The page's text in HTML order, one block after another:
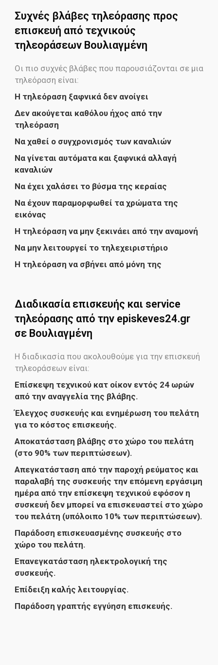
Συχνές βλάβες τηλεόρασης προς
επισκευή από τεχνικούς
τηλεοράσεων Βουλιαγμένη
Οι πιο συχνές βλάβες που παρουσιάζονται σε μια
τηλεόραση είναι:
H τηλεόραση ξαφνικά δεν ανοίγει
Δεν ακούγεται καθόλου ήχος από την
τηλεόραση
Να χαθεί ο συγχρονισμός των καναλιών
Να γίνεται αυτόματα και ξαφνικά αλλαγή
καναλιών
Να έχει χαλάσει το βύσμα της κεραίας
Να έχουν παραμορφωθεί τα χρώματα της
εικόνας
Η τηλεόραση να μην ξεκινάει από την αναμονή
Να μην λειτουργεί το τηλεχειριστήριο
Η τηλεόραση να σβήνει από μόνη της
Διαδικασία επισκευής και service
τηλεόρασης από την episkeves24.gr
σε Βουλιαγμένη
Η διαδικασία που ακολουθούμε για την επισκευή
τηλεοράσεων είναι:
Επίσκεψη τεχνικού κατ οίκον εντός 24 ωρών
από την αναγγελία της βλάβης.
Έλεγχος συσκευής και ενημέρωση του πελάτη
για το κόστος επισκευής.
Αποκατάσταση βλάβης στο χώρο του πελάτη
(στο 90% των περιπτώσεων).
Απεγκατάσταση από την παροχή ρεύματος και
παραλαβή της συσκευής την επόμενη εργάσιμη
ημέρα από την επίσκεψη τεχνικού εφόσον η
συσκευή δεν μπορεί να επισκευαστεί στο χώρο
του πελάτη (υπόλοιπο 10% των περιπτώσεων).
Παράδοση επισκευασμένης συσκευής στο
χώρο του πελάτη.
Επανεγκατάσταση ηλεκτρολογική της
συσκευής.
Επίδειξη καλής λειτουργίας.
Παράδοση γραπτής εγγύηση επισκευής.